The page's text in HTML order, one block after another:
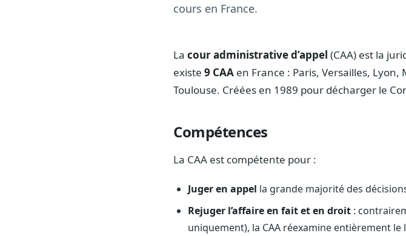
cours en France.
La cour administrative d’appel (CAA) est la
existe 9 CAA en France : Paris, Versailles,
Toulouse. Créées en 1989 pour décharger le
Compétences
La CAA est compétente pour :
Juger en appel la grande majorité des
Rejuger l’affaire en fait et en droit :
uniquement), la CAA réexamine entièrement le